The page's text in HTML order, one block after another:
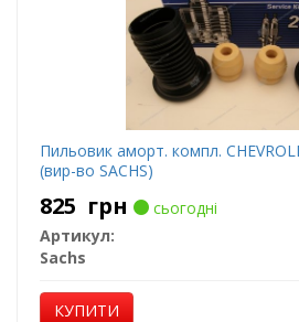
Пильовик аморт. компл.
(вир-во SACHS)
825 грн
сьогодні
Артикул:
Sachs
КУПИТИ